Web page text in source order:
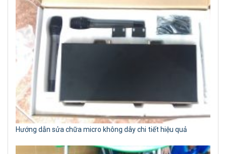
Hướng dẫn sửa chữa micro không dây chi tiết hiệu quả